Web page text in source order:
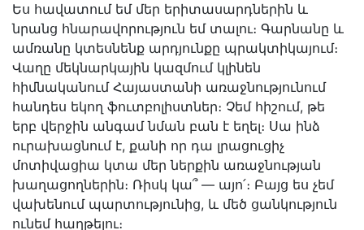
Ես հավատում եմ մեր երիտասարդներին և
նրանց հնարավորություն եմ տալու։ Գարնանը և
ամռանը կտեսնենք արդյունքը պրակտիկայում։
Վաղը մեկնարկային կազմում կլինեն
հիմնականում Հայաստանի առաջնությունում
հանդես եկող ֆուտբոլիստներ։ Չեմ հիշում, թե
երբ վերջին անգամ նման բան է եղել։ Սա ինձ
ուրախացնում է, քանի որ դա լրացուցիչ
մոտիվացիա կտա մեր ներքին առաջնության
խաղացողներին։ Ռիսկ կա՞ — այո՛։ Բայց ես չեմ
վախենում պարտությունից, և մեծ ցանկություն
ունեմ հաղթելու։